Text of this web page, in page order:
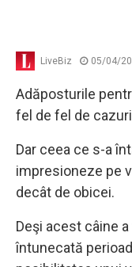
LiveBiz 05/04/
Adăposturile
fel de fel de
Dar ceea ce s-a
impresioneze pe
decât de obicei.
Deşi acest câine
întunecată